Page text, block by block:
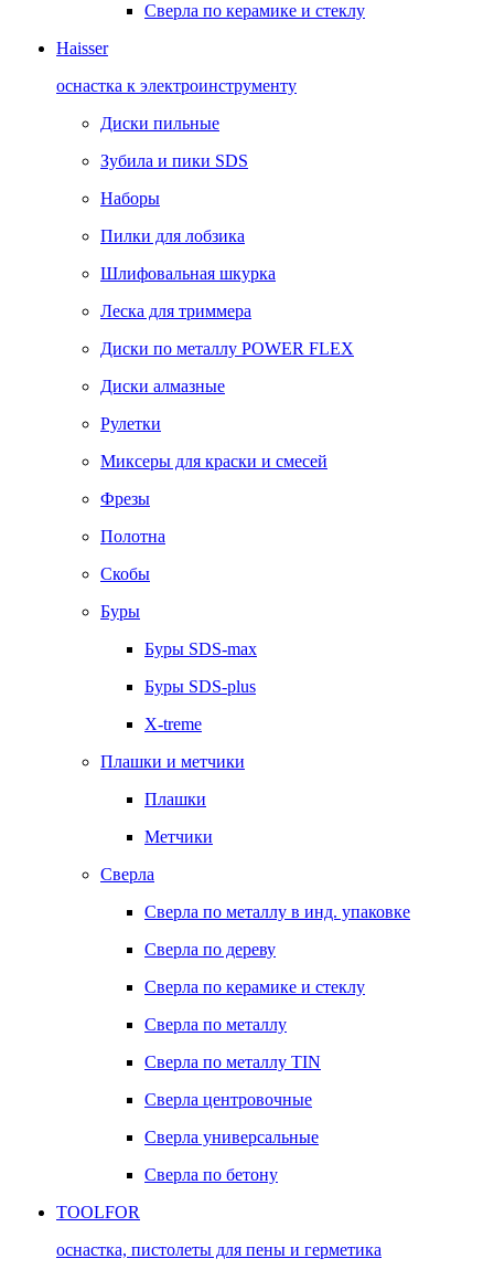
Сверла по керамике и стеклу
Haisser
оснастка к электроинструменту
Диски пильные
Зубила и пики SDS
Наборы
Пилки для лобзика
Шлифовальная шкурка
Леска для триммера
Диски по металлу POWER FLEX
Диски алмазные
Рулетки
Миксеры для краски и смесей
Фрезы
Полотна
Скобы
Буры
Буры SDS-max
Буры SDS-plus
X-treme
Плашки и метчики
Плашки
Метчики
Сверла
Сверла по металлу в инд. упаковке
Сверла по дереву
Сверла по керамике и стеклу
Сверла по металлу
Сверла по металлу TIN
Сверла центровочные
Сверла универсальные
Сверла по бетону
TOOLFOR
оснастка, пистолеты для пены и герметика